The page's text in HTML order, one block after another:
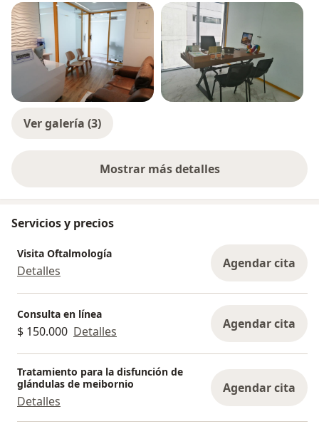
Ver galería (3)
Mostrar más detalles
sobre la experiencia
Servicios y precios
Visita Oftalmología
Detalles Agendar cita
Consulta en línea
$ 150.000 Detalles Agendar cita
Tratamiento para la disfunción de
glándulas de meibornio
Detalles
Agendar cita